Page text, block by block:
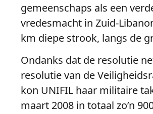
gemeenschaps als een
vredesmacht in Zuid-
km diepe strook, langs de
Ondanks dat de resolutie
resolutie van de
kon UNIFIL haar militaire
maart 2008 in totaal zo’n